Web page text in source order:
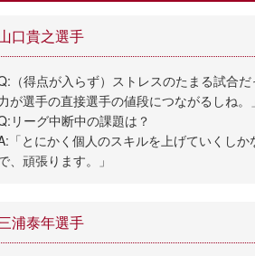
口貴之選手
（得点が入らず）ストレスのたまる試合
が選手の直接選手の値段につながるしね。」
リーグ中断中の課題は？
「とにかく個人のスキルを上げていくし
、頑張ります。」
浦泰年選手